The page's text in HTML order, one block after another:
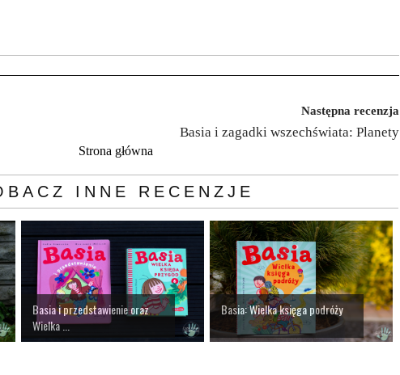
Następna recenzja
Basia i zagadki wszechświata: Planety
Strona główna
INNE RECENZJE
Basia i przedstawienie oraz
Wielka ...
Basia: Wielka księga podróży